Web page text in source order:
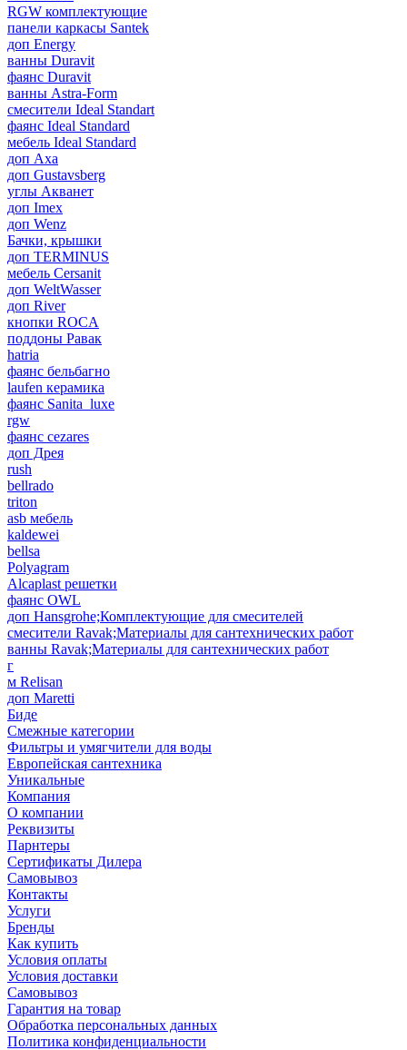
RGW комплектующие
панели каркасы Santek
доп Energy
ванны Duravit
фаянс Duravit
ванны Astra-Form
смесители Ideal Standart
фаянс Ideal Standard
мебель Ideal Standard
доп Axa
доп Gustavsberg
углы Акванет
доп Imex
доп Wenz
Бачки, крышки
доп TERMINUS
мебель Cersanit
доп WeltWasser
доп River
кнопки ROCA
поддоны Равак
hatria
фаянс бельбагно
laufen керамика
фаянс Sanita_luxe
rgw
фаянс cezares
доп Дрея
rush
bellrado
triton
asb мебель
kaldewei
bellsa
Polyagram
Alcaplast решетки
фаянс OWL
доп Hansgrohe;Комплектующие для смесителей
смесители Ravak;Материалы для сантехнических работ
ванны Ravak;Материалы для сантехнических работ
г
м Relisan
доп Maretti
Биде
Смежные категории
Фильтры и умягчители для воды
Европейская сантехника
Уникальные
Компания
О компании
Реквизиты
Парнтеры
Сертификаты Дилера
Самовывоз
Контакты
Услуги
Бренды
Как купить
Условия оплаты
Условия доставки
Самовывоз
Гарантия на товар
Обработка персональных данных
Политика конфиденциальности